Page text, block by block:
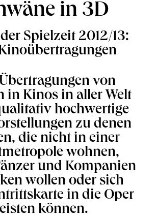
in 3D
Spielzeit 2012/13:
von
in Kinos in aller Welt
hochwertige
zu denen
die nicht in einer
wohnen,
und Kompanien
wollen oder sich
in die Oper
können.